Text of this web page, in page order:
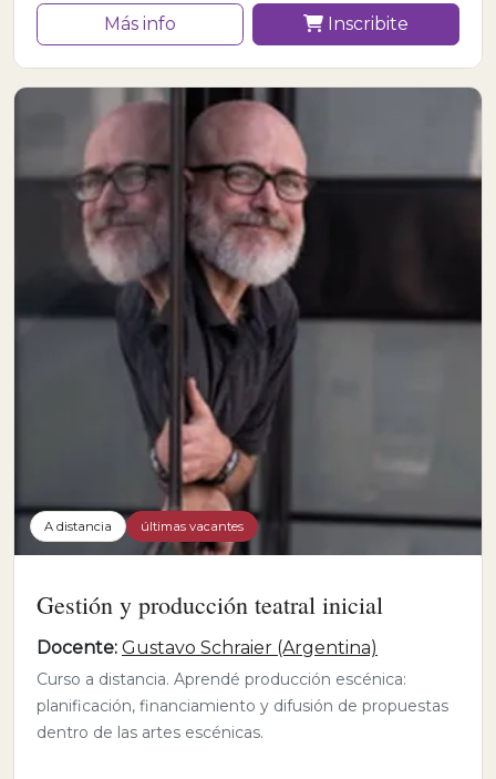
Más info Inscribite
A distancia últimas vacantes
Gestión y producción teatral inicial
Docente: Gustavo Schraier (Argentina)
Curso a distancia. Aprendé producción escénica:
planificación, financiamiento y difusión de propuestas
dentro de las artes escénicas.